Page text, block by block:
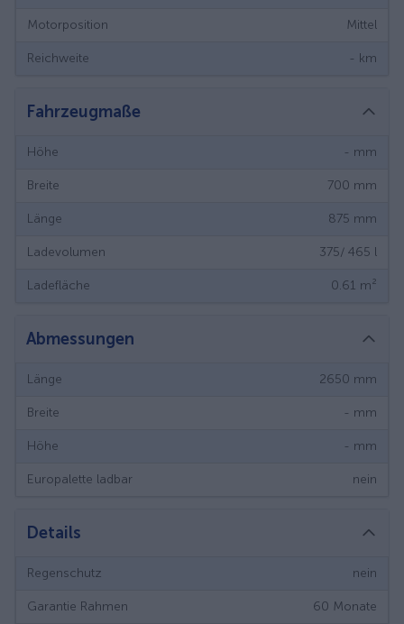
Motorposition Mittel
Reichweite - km
Fahrzeugmaße
Höhe - mm
Breite 700 mm
Länge 875 mm
Ladevolumen 375/ 465 l
Ladefläche 0.61 m²
Abmessungen
Länge 2650 mm
Breite - mm
Höhe - mm
Europalette ladbar nein
Details
Regenschutz nein
Garantie Rahmen 60 Monate